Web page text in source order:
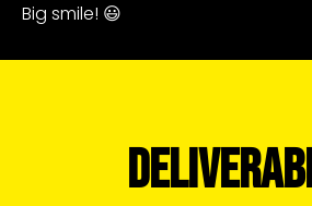
Big smile! 😃